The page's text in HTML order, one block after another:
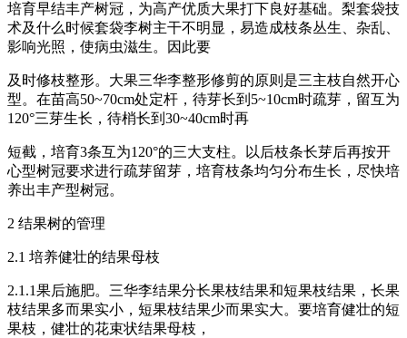
培育早结丰产树冠，为高产优质大果打下良好基础。梨套袋技
术及什么时候套袋李树主干不明显，易造成枝条丛生、杂乱、
影响光照，使病虫滋生。因此要
及时修枝整形。大果三华李整形修剪的原则是三主枝自然开心
型。在苗高50~70cm处定杆，待芽长到5~10cm时疏芽，留互为
120°三芽生长，待梢长到30~40cm时再
短截，培育3条互为120°的三大支柱。以后枝条长芽后再按开
心型树冠要求进行疏芽留芽，培育枝条均匀分布生长，尽快培
养出丰产型树冠。
2 结果树的管理
2.1 培养健壮的结果母枝
2.1.1果后施肥。三华李结果分长果枝结果和短果枝结果，长果
枝结果多而果实小，短果枝结果少而果实大。要培育健壮的短
果枝，健壮的花束状结果母枝，